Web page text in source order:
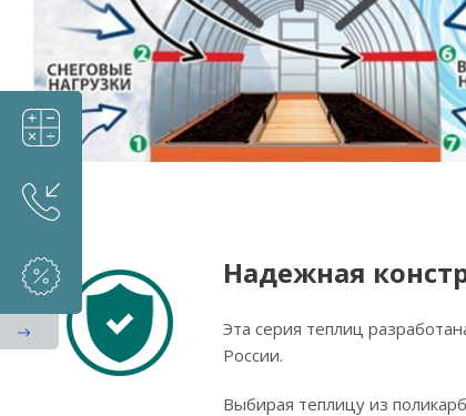
Надежная
Эта серия теплиц
России.
Выбирая теплицу из